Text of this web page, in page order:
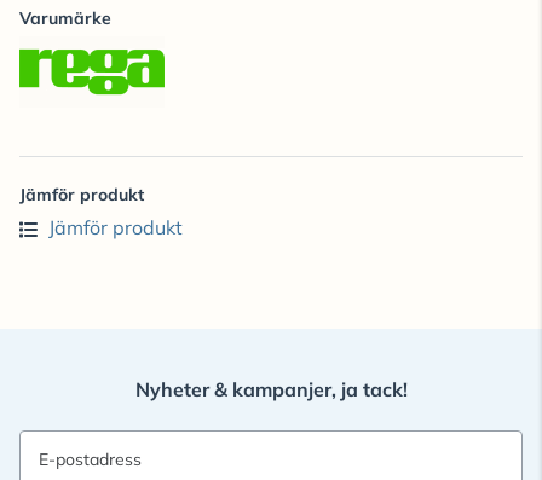
Varumärke
Jämför produkt
Jämför produkt
Nyheter & kampanjer, ja tack!
E-postadress